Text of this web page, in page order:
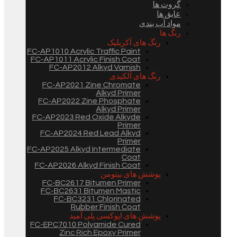
گروت ها
عایق ها
مواد آب بندی
رنگ ها
رنگ های آکریلیک
FC-AP1010 Acrylic Traffic Paint
FC-AP1011 Acrylic Finish Coat
FC-AP2012 Alkyd Varnish
رنگ های آلکیدی
FC-AP2021 Zine Chromate
Alkyd Primer
FC-AP2022 Zine Phosphate
Alkyd Primer
FC-AP2023 Red Oxide Alkyde
Primer
FC-AP2024 Red Lead Alkyd
Primer
FC-AP2025 Alkyd Intermediate
Coat
FC-AP2026 Alkyd Finish Coat
پوشش های بیتومن
FC-BC2617 Bitumen Primer
FC-BC2631 Bitumen Mastic
FC-BC3231 Chlorinated
Rubber Finish Coat
پوشش های اپوکسی پلی آمید
FC-EPC7010 Polyamide Cured
Zinc Rich Epoxy Primer